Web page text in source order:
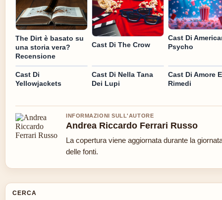
The Dirt è basato su
una storia vera?
Recensione
Cast Di The Crow
Cast Di
Psycho
Cast Di
Yellowjackets
Cast Di Nella Tana
Dei Lupi
Cast Di Amore
Rimedi
INFORMAZIONI SULL'AUTORE
Andrea Riccardo Ferrari Russo
La copertura viene aggiornata durante la
delle fonti.
CERCA